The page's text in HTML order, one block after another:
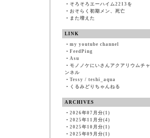
・ そろそろエーハイム2213を
・ おそらく初期メン、死亡
・ また増えた
LINK
・ my youtube channel
・ FeedPing
・ Asu
・ モノノケにいさんアクアリウムチャ
ンネル
・ Tessy / teshi_aqua
・ くるみどりちゃんねる
ARCHIVES
・ 2026年07月分(1)
・ 2025年11月分(4)
・ 2025年10月分(1)
・ 2025年09月分(1)